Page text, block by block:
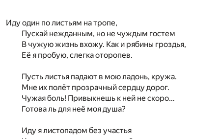
Иду один по листьям на тропе,
Пускай нежданным, но не чуждым гостем
В чужую жизнь вхожу. Как и рябины гроздья,
Её я пробую, слегка оторопев.
Пусть листья падают в мою ладонь, кружа.
Мне их полёт прозрачный сердцу дорог.
Чужая боль! Привыкнешь к ней не скоро…
Готова ль для неё моя душа?
Иду я листопадом без участья